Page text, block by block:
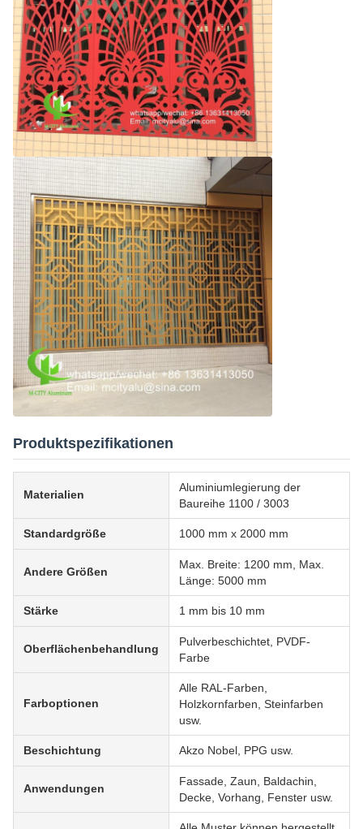
Produktspezifikationen
Materialien
Aluminiumlegierung der
Baureihe 1100 / 3003
Standardgröße 1000 mm x 2000 mm
Andere Größen
Max. Breite: 1200 mm, Max.
Länge: 5000 mm
Stärke 1 mm bis 10 mm
Oberflächenbehandlung
Pulverbeschichtet, PVDF-
Farbe
Farboptionen
Alle RAL-Farben,
Holzkornfarben, Steinfarben
usw.
Beschichtung Akzo Nobel, PPG usw.
Anwendungen
Fassade, Zaun, Baldachin,
Decke, Vorhang, Fenster usw.